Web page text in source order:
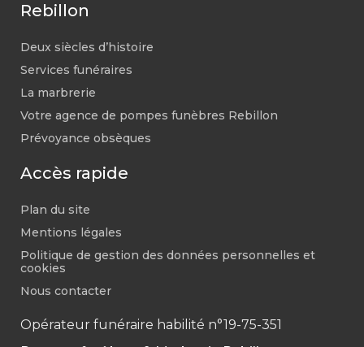
Rebillon
Deux siècles d’histoire
Services funéraires
La marbrerie
Votre agence de pompes funèbres Rebillon
Prévoyance obsèques
Accès rapide
Plan du site
Mentions légales
Politique de gestion des données personnelles et
cookies
Nous contacter
Opérateur funéraire habilité n°19-75-351